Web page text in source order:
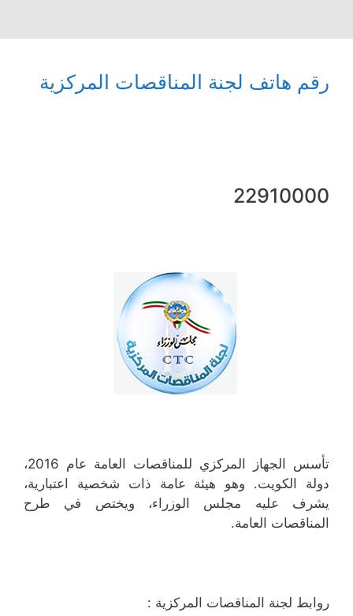
رقم هاتف لجنة المناقصات المركزية
22910000
تأسس الجهاز المركزي للمناقصات العامة عام 2016،
دولة الكويت. وهو هيئة عامة ذات شخصية اعتبارية،
يشرف عليه مجلس الوزراء، ويختص في طرح
المناقصات العامة.
روابط لجنة المناقصات المركزية :